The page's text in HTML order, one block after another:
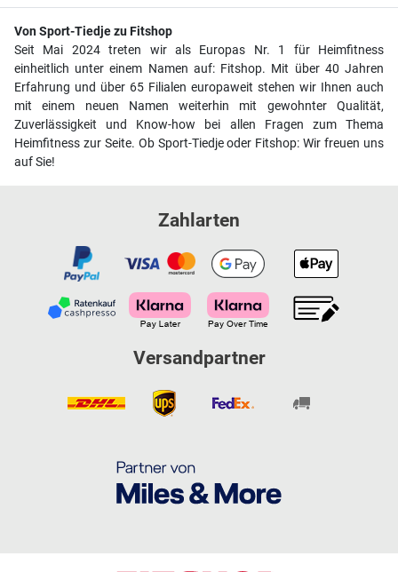
Von Sport-Tiedje zu Fitshop
Seit Mai 2024 treten wir als Europas Nr. 1 für Heimfitness
einheitlich unter einem Namen auf: Fitshop. Mit über 40 Jahren
Erfahrung und über 65 Filialen europaweit stehen wir Ihnen auch
mit einem neuen Namen weiterhin mit gewohnter Qualität,
Zuverlässigkeit und Know-how bei allen Fragen zum Thema
Heimfitness zur Seite. Ob Sport-Tiedje oder Fitshop: Wir freuen uns
auf Sie!
Zahlarten
Versandpartner